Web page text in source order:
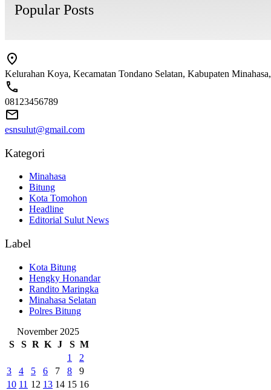
Popular Posts
Kelurahan Koya, Kecamatan Tondano Selatan, Kabupaten
08123456789
esnsulut@gmail.com
Kategori
Minahasa
Bitung
Kota Tomohon
Headline
Editorial Sulut News
Label
Kota Bitung
Hengky Honandar
Randito Maringka
Minahasa Selatan
Polres Bitung
November 2025
S
S R K J S M
1
2
3
4 5 6 7 8
9
10 11 12 13 14 15 16